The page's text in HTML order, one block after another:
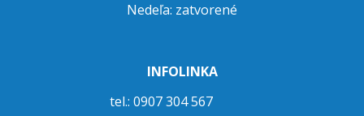
Nedeľa: zatvorené
INFOLINKA
tel.: 0907 304 567